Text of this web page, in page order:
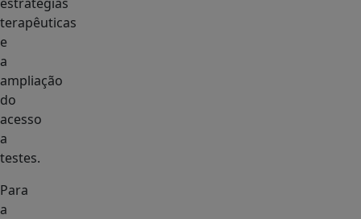
terapêuticas
e
a
ampliação
do
acesso
a
testes.
Para
a